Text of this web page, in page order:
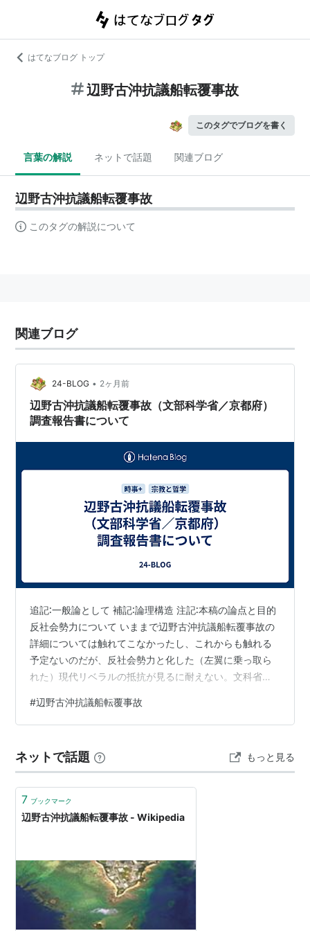
はてなブログ トップ
辺野古沖抗議船転覆事故
このタグでブログを書く
言葉の解説 ネットで話題 関連ブログ
辺野古沖抗議船転覆事故
このタグの解説について
関連ブログ
24-BLOG • 2ヶ月前
辺野古沖抗議船転覆事故（文部科学省／京都府）
調査報告書について
追記∶一般論として 補記∶論理構造 注記∶本稿の論点と目的
反社会勢力について いままで辺野古沖抗議船転覆事故の
詳細については触れてこなかったし、これからも触れる
予定ないのだが、反社会勢力と化した（左翼に乗っ取ら
れた）現代リベラルの抵抗が見るに耐えない。文科省の
する報告書も今後反社会勢力の圧力によって撤回又は閲
覧不能に追い込まれかねないことからアーカイブしてお
ならない。https://24-blog.github.io/jp-gov-archive/追
記∶一般論としてQuestion!過酷な圧政…
#辺野古沖抗議船転覆事故
ネットで話題 もっと見る
7 ブックマーク
辺野古沖抗議船転覆事故 - Wikipedia